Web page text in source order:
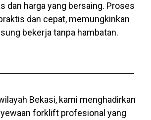
dan harga yang bersaing. Proses
dan cepat, memungkinkan
bekerja tanpa hambatan.
Bekasi, kami menghadirkan
forklift profesional yang